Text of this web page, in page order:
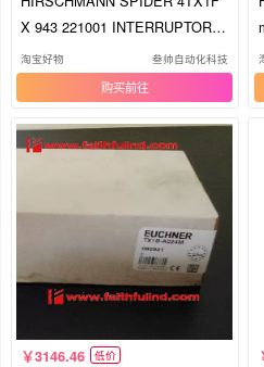
X 943 221001 INTERRUPTOR D
淘宝好物 叁帅自动化科技
购买
3146.46 低价